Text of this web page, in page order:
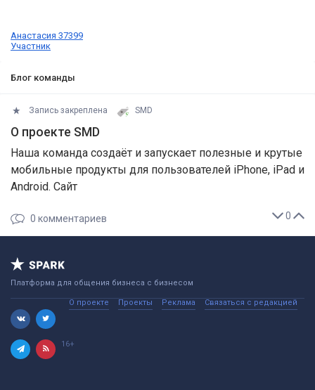
Анастасия 37399
Участник
Блог команды
Запись закреплена SMD
О проекте SMD
Наша команда создаёт и запускает полезные и крутые
мобильные продукты для пользователей iPhone, iPad и
Android. Сайт
0
0 комментариев
Платформа для общения бизнеса с бизнесом
О проекте Проекты Реклама Связаться с редакцией
16+